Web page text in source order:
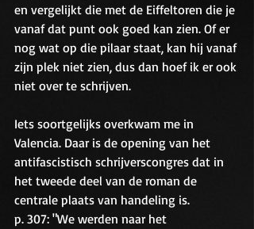
en vergelijkt die met de Eiffeltoren die je
vanaf dat punt ook goed kan zien. Of er
nog wat op die pilaar staat, kan hij vanaf
zijn plek niet zien, dus dan hoef ik er ook
niet over te schrijven.
Iets soortgelijks overkwam me in
Valencia. Daar is de opening van het
antifascistisch schrijverscongres dat in
het tweede deel van de roman de
centrale plaats van handeling is.
p. 307: "We werden naar het